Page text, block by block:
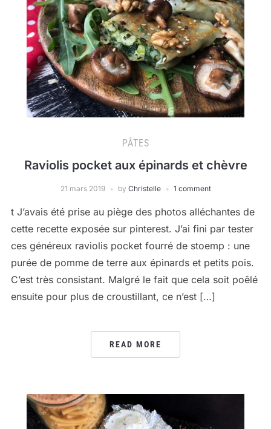
PÂTES
Raviolis pocket aux épinards et chèvre
21 mars 2019 by Christelle 1 comment
t J’avais été prise au piège des photos alléchantes de
cette recette exposée sur pinterest. J’ai fini par tester
ces généreux raviolis pocket fourré de stoemp : une
purée de pomme de terre aux épinards et petits pois.
C’est très consistant. Malgré le fait que cela soit poêlé
ensuite pour plus de croustillant, ce n’est […]
READ MORE